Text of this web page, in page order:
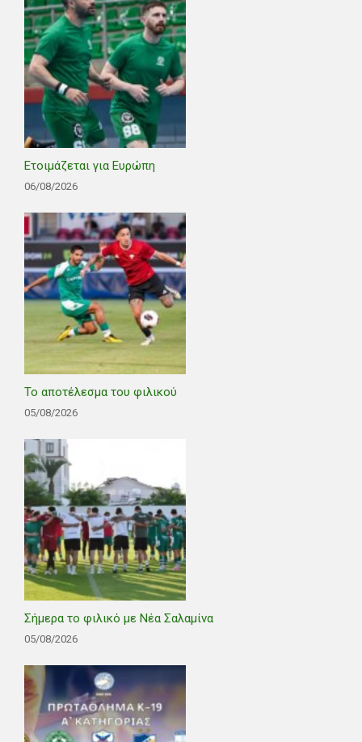
Ετοιμάζεται για Ευρώπη
06/08/2026
Το αποτέλεσμα του φιλικού
05/08/2026
Σήμερα το φιλικό με Νέα Σαλαμίνα
05/08/2026